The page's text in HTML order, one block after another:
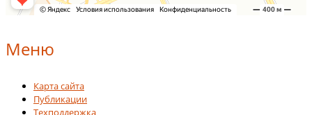
Меню
Карта сайта
Публикации
Техподдержка